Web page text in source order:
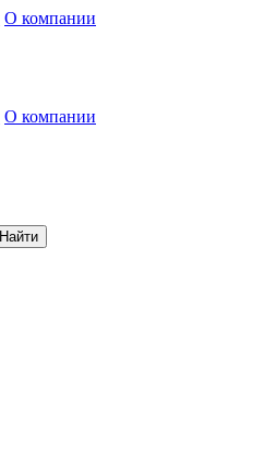
О компании
О компании
Найти